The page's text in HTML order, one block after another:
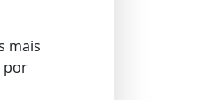
mais
por